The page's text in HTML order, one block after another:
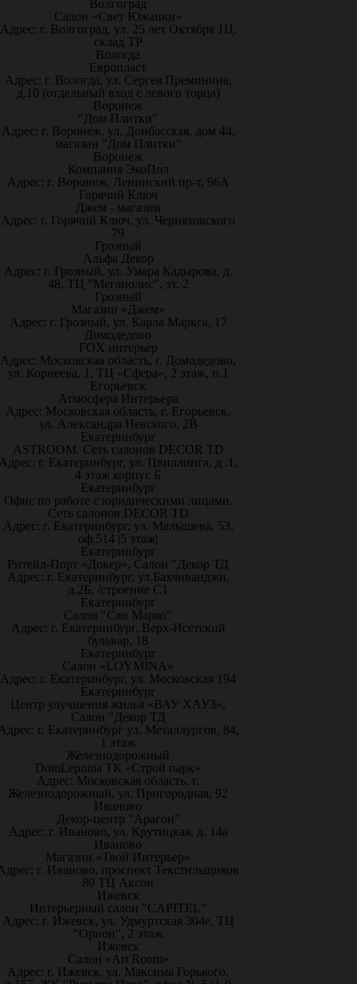
Волгоград
Салон «Свет Южанки»
Адрес: г. Волгоград, ул. 25 лет Октября 1Ц,
склад ТР
Вологда
Европласт
Адрес: г. Вологда, ул. Сергея Преминина,
д.10 (отдельный вход с левого торца)
Воронеж
"Дом Плитки"
Адрес: г. Воронеж. ул. Донбасская, дом 44,
магазин "Дом Плитки"
Воронеж
Компания ЭкоПол
Адрес: г. Воронеж, Ленинский пр-т, 96А
Горячий Ключ
Джем - магазин
Адрес: г. Горячий Ключ, ул. Черняховского
79
Грозный
Альфа Декор
Адрес: г. Грозный, ул. Умара Кадырова, д.
48, ТЦ "Мегаполис", эт. 2
Грозный
Магазин «Джем»
Адрес: г. Грозный, ул. Карла Маркса, 17
Домодедово
FOX интерьер
Адрес: Московская область, г. Домодедово,
ул. Корнеева, 1, ТЦ «Сфера», 2 этаж, п.1
Егорьевск
Атмосфера Интерьера
Адрес: Московская область, г. Егорьевск,
ул. Александра Невского, 2В
Екатеринбург
ASTROOM. Сеть салонов DECOR TD
г. Екатеринбург, ул. Цвиллинга, д .1,
4 этаж корпус Б
Екатеринбург
Офис по работе с юридическими лицами.
Сеть салонов DECOR TD
Адрес: г. Екатеринбург, ул. Малышева, 53,
оф.514 |5 этаж|
Екатеринбург
Ритейл-Порт «Докер», Салон "Декор ТД
Адрес: г. Екатеринбург, ул.Бахчиванджи,
д.2Б, /строение С1
Екатеринбург
Салон "Сан Марко"
Адрес: г. Екатеринбург, Верх-Исетский
бульвар, 18
Екатеринбург
Салон «LOYMINA»
Адрес: г. Екатеринбург, ул. Московская 194
Екатеринбург
Центр улучшения жилья «ВАУ ХАУЗ»,
Салон "Декор ТД
г. Екатеринбург ул. Металлургов, 84,
1 этаж
Железнодорожный
DomLepnina ТК «Строй парк»
Адрес: Московская область, г.
Железнодорожный, ул. Пригородная, 92
Иваново
Декор-центр "Арагон"
Адрес: г. Иваново, ул. Крутицкая, д. 14а
Иваново
Магазин «Твой Интерьер»
г. Иваново, проспект Текстильщиков
80 ТЦ Аксон
Ижевск
Интерьерный салон "CAPITEL"
Адрес: г. Ижевск, ул. Удмуртская 304е, ТЦ
"Орион", 2 этаж
Ижевск
Салон «Art Room»
Адрес: г. Ижевск, ул. Максима Горького,